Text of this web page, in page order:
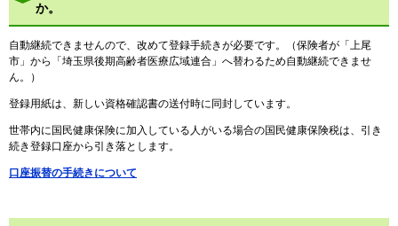
か。
自動継続できませんので、改めて登録手続きが必要です。（保険者が「上尾
市」から「埼玉県後期高齢者医療広域連合」へ替わるため自動継続できませ
ん。）
登録用紙は、新しい資格確認書の送付時に同封しています。
世帯内に国民健康保険に加入している人がいる場合の国民健康保険税は、引き
続き登録口座から引き落とします。
口座振替の手続きについて